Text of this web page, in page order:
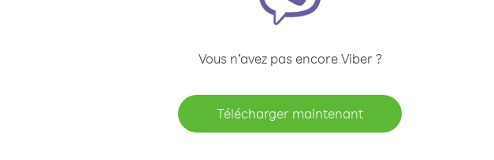
Vous n’avez pas encore Viber ?
Télécharger maintenant